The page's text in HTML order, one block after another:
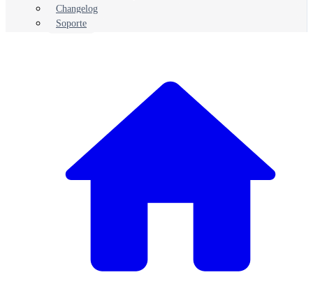
Changelog
Soporte